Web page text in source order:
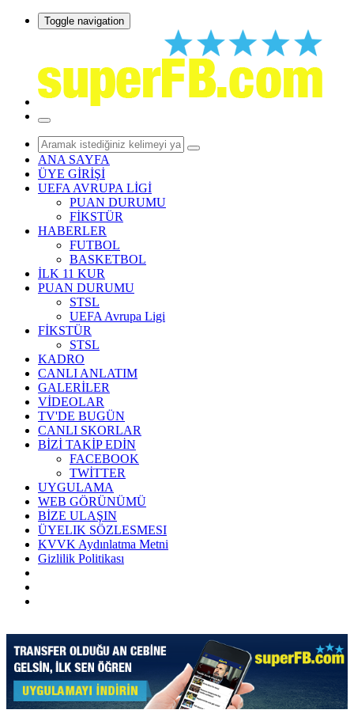
Toggle navigation
ANA SAYFA
ÜYE GİRİŞİ
UEFA AVRUPA LİGİ
PUAN DURUMU
FİKSTÜR
HABERLER
FUTBOL
BASKETBOL
İLK 11 KUR
PUAN DURUMU
STSL
UEFA Avrupa Ligi
FİKSTÜR
STSL
KADRO
CANLI ANLATIM
GALERİLER
VİDEOLAR
TV'DE BUGÜN
CANLI SKORLAR
BİZİ TAKİP EDİN
FACEBOOK
TWİTTER
UYGULAMA
WEB GÖRÜNÜMÜ
BİZE ULAŞIN
ÜYELIK SÖZLESMESI
KVVK Aydınlatma Metni
Gizlilik Politikası